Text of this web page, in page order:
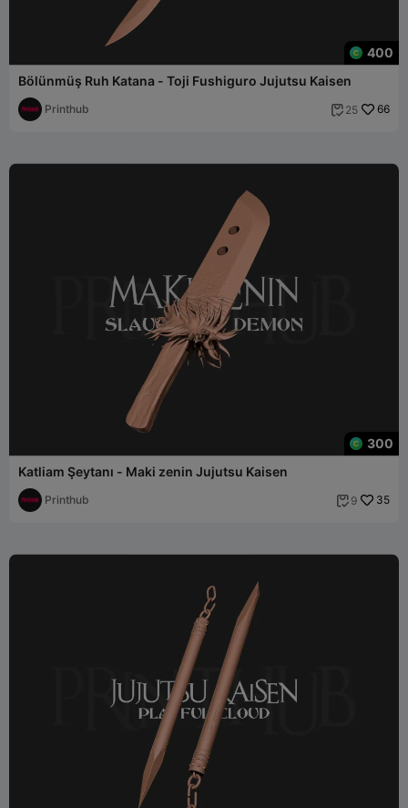
400
Bölünmüş Ruh Katana - Toji Fushiguro Jujutsu Kaisen
Printhub  25 66
300
Katliam Şeytanı - Maki zenin Jujutsu Kaisen
Printhub  9 35